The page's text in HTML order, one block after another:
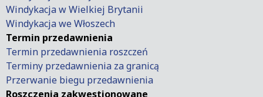
Windykacja w Wielkiej Brytanii
Windykacja we Włoszech
Termin przedawnienia
Termin przedawnienia roszczeń
Terminy przedawnienia za granicą
Przerwanie biegu przedawnienia
Roszczenia zakwestionowane